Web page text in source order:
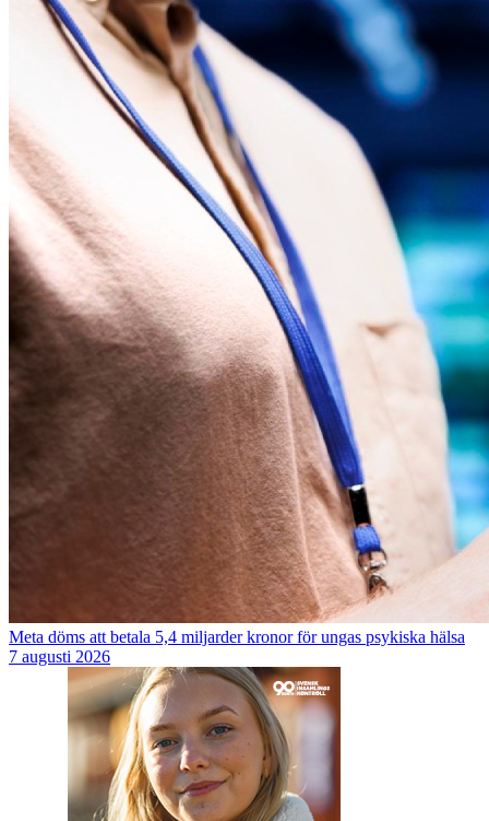
Meta döms att betala 5,4 miljarder kronor för ungas psykiska hälsa
7 augusti 2026